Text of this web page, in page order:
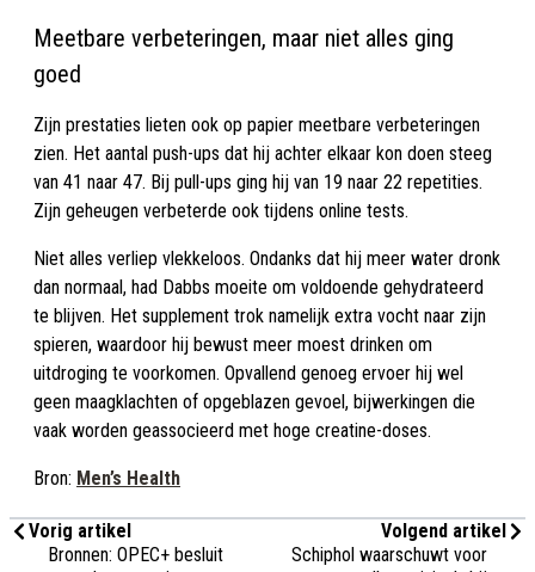
Meetbare verbeteringen, maar niet alles ging
goed
Zijn prestaties lieten ook op papier meetbare verbeteringen
zien. Het aantal push-ups dat hij achter elkaar kon doen steeg
van 41 naar 47. Bij pull-ups ging hij van 19 naar 22 repetities.
Zijn geheugen verbeterde ook tijdens online tests.
Niet alles verliep vlekkeloos. Ondanks dat hij meer water dronk
dan normaal, had Dabbs moeite om voldoende gehydrateerd
te blijven. Het supplement trok namelijk extra vocht naar zijn
spieren, waardoor hij bewust meer moest drinken om
uitdroging te voorkomen. Opvallend genoeg ervoer hij wel
geen maagklachten of opgeblazen gevoel, bijwerkingen die
vaak worden geassocieerd met hoge creatine-doses.
Bron: Men’s Health
Vorig artikel
Bronnen: OPEC+ besluit
Volgend artikel
Schiphol waarschuwt voor